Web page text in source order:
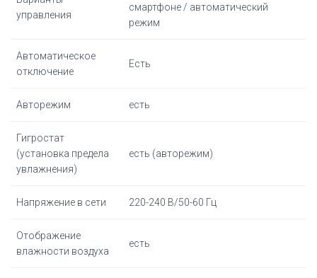
управления
смартфоне / автоматический
режим
Автоматическое
отключение
Есть
Авторежим есть
Гигростат
(установка предела
увлажнения)
есть (авторежим)
Напряжение в сети 220-240 В/50-60 Гц
Отображение
влажности воздуха
есть